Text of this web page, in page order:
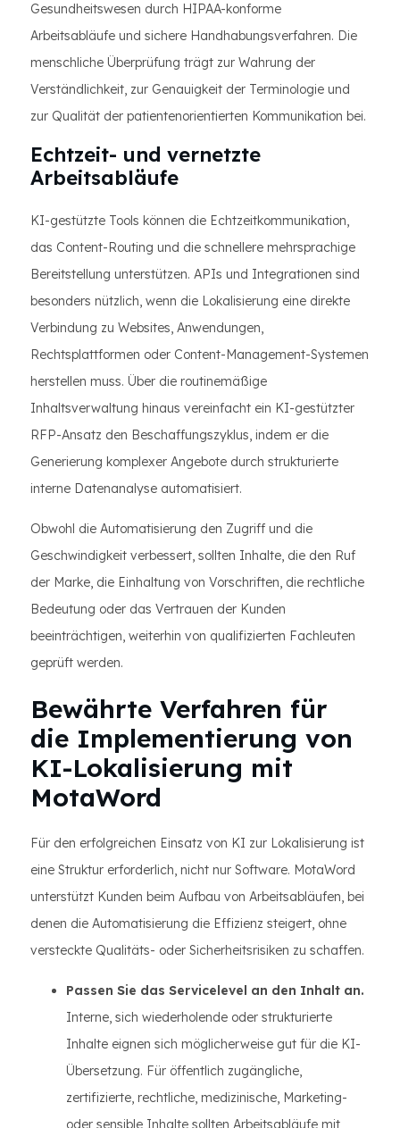
Gesundheitswesen durch HIPAA-konforme
Arbeitsabläufe und sichere Handhabungsverfahren. Die
menschliche Überprüfung trägt zur Wahrung der
Verständlichkeit, zur Genauigkeit der Terminologie und
zur Qualität der patientenorientierten Kommunikation bei.
Echtzeit- und vernetzte
Arbeitsabläufe
KI-gestützte Tools können die Echtzeitkommunikation,
das Content-Routing und die schnellere mehrsprachige
Bereitstellung unterstützen. APIs und Integrationen sind
besonders nützlich, wenn die Lokalisierung eine direkte
Verbindung zu Websites, Anwendungen,
Rechtsplattformen oder Content-Management-Systemen
herstellen muss. Über die routinemäßige
Inhaltsverwaltung hinaus vereinfacht ein KI-gestützter
RFP-Ansatz den Beschaffungszyklus, indem er die
Generierung komplexer Angebote durch strukturierte
interne Datenanalyse automatisiert.
Obwohl die Automatisierung den Zugriff und die
Geschwindigkeit verbessert, sollten Inhalte, die den Ruf
der Marke, die Einhaltung von Vorschriften, die rechtliche
Bedeutung oder das Vertrauen der Kunden
beeinträchtigen, weiterhin von qualifizierten Fachleuten
geprüft werden.
Bewährte Verfahren für
die Implementierung von
KI-Lokalisierung mit
MotaWord
Für den erfolgreichen Einsatz von KI zur Lokalisierung ist
eine Struktur erforderlich, nicht nur Software. MotaWord
unterstützt Kunden beim Aufbau von Arbeitsabläufen, bei
denen die Automatisierung die Effizienz steigert, ohne
versteckte Qualitäts- oder Sicherheitsrisiken zu schaffen.
Passen Sie das Servicelevel an den Inhalt an.
Interne, sich wiederholende oder strukturierte
Inhalte eignen sich möglicherweise gut für die KI-
Übersetzung. Für öffentlich zugängliche,
zertifizierte, rechtliche, medizinische, Marketing-
oder sensible Inhalte sollten Arbeitsabläufe mit